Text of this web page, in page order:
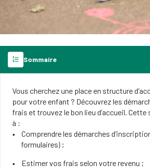
Sommaire
Vous cherchez une place en structure
pour votre enfant ? Découvrez les
frais et trouvez le bon lieu d’accueil.
à :
Comprendre les démarches
formulaires) ;
Estimer vos frais selon votre revenu ;